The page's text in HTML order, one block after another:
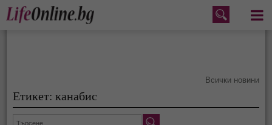
Меню
Всички новини
Етикет: канабис